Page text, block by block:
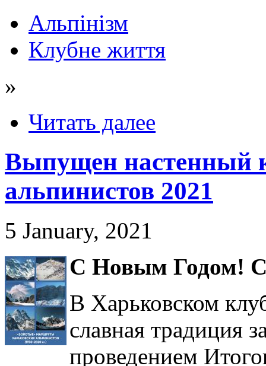
Альпінізм
Клубне життя
»
Читать далее
Выпущен настенный
альпинистов 2021
5 January, 2021
С Новым Годом!
В Харьковском
славная традиция
проведением